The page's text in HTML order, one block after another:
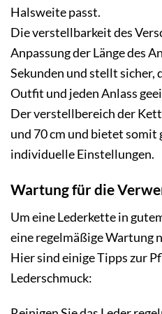
Halsweite passt.
Die verstellbarkeit des
Anpassung der Länge des
Sekunden und stellt sicher,
Outfit und jeden Anlass
Der verstellbereich der
und 70 cm und bietet somit
individuelle Einstellungen.
Wartung für die
Um eine Lederkette in
eine regelmäßige Wartung
Hier sind einige Tipps zur
Lederschmuck: